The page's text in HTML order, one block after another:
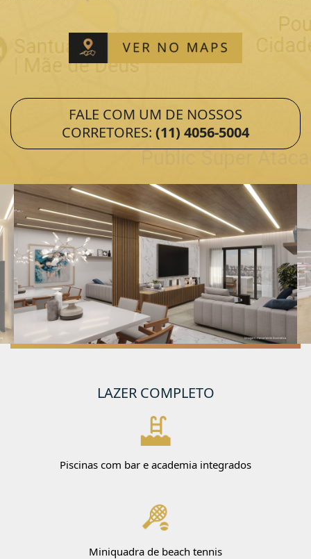
FALE COM UM DE NOSSOS
CORRETORES: (11) 4056-5004
LAZER COMPLETO
Piscinas com bar e academia integrados
Miniquadra de beach tennis